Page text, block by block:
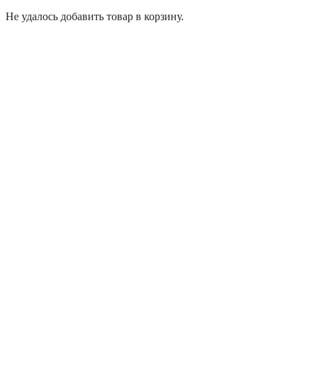
Не удалось добавить товар в корзину.